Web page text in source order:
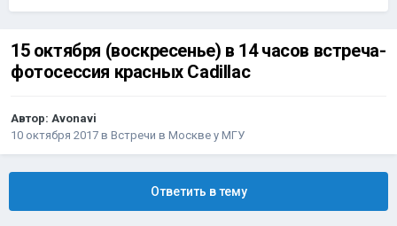
15 октября (воскресенье) в 14 часов встреча-
фотосессия красных Cadillac
Автор: Avonavi
10 октября 2017 в Встречи в Москве у МГУ
Ответить в тему